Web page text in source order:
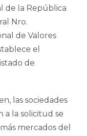
de la República
Nro.
de Valores
el
de
las sociedades
a la solicitud se
mercados del